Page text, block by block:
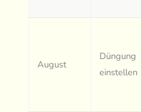
August
Düngung
einstellen